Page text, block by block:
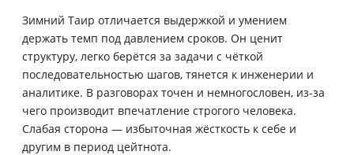
Зимний Таир отличается выдержкой и умением
держать темп под давлением сроков. Он ценит
структуру, легко берётся за задачи с чёткой
последовательностью шагов, тянется к инженерии и
аналитике. В разговорах точен и немногословен, из-за
чего производит впечатление строгого человека.
Слабая сторона — избыточная жёсткость к себе и
другим в период цейтнота.